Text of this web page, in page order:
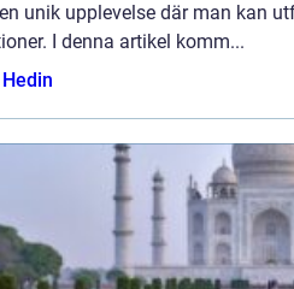
unik upplevelse där man kan
I denna artikel komm...